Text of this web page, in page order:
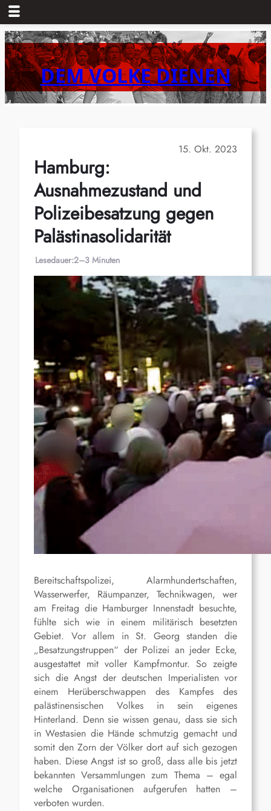
Zum
Inhalt
springenDEM VOLKE DIENEN
15. Okt. 2023
Hamburg:
Ausnahmezustand und
Polizeibesatzung gegen
Palästinasolidarität
Lesedauer:2–3 Minuten
Bereitschaftspolizei, Alarmhundertschaften,
Wasserwerfer, Räumpanzer, Technikwagen, wer
am Freitag die Hamburger Innenstadt besuchte,
fühlte sich wie in einem militärisch besetzten
Gebiet. Vor allem in St. Georg standen die
„Besatzungstruppen“ der Polizei an jeder Ecke,
ausgestattet mit voller Kampfmontur. So zeigte
sich die Angst der deutschen Imperialisten vor
einem Herüberschwappen des Kampfes des
palästinensischen Volkes in sein eigenes
Hinterland. Denn sie wissen genau, dass sie sich
in Westasien die Hände schmutzig gemacht und
somit den Zorn der Völker dort auf sich gezogen
haben. Diese Angst ist so groß, dass alle bis jetzt
bekannten Versammlungen zum Thema – egal
welche Organisationen aufgerufen hatten –
verboten wurden.